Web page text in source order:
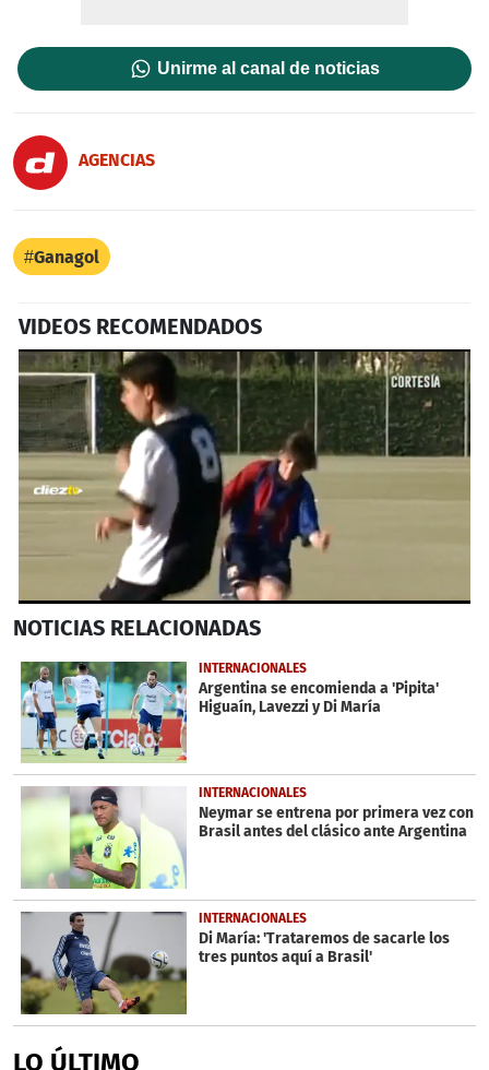
Unirme al canal de noticias
AGENCIAS
Ganagol
VIDEOS RECOMENDADOS
seconds
2
minutes,
20
seconds
NOTICIAS RELACIONADAS
INTERNACIONALES
Argentina se encomienda a 'Pipita'
Higuaín, Lavezzi y Di María
INTERNACIONALES
Neymar se entrena por primera vez con
Brasil antes del clásico ante Argentina
INTERNACIONALES
Di María: 'Trataremos de sacarle los
tres puntos aquí a Brasil'
LO ÚLTIMO